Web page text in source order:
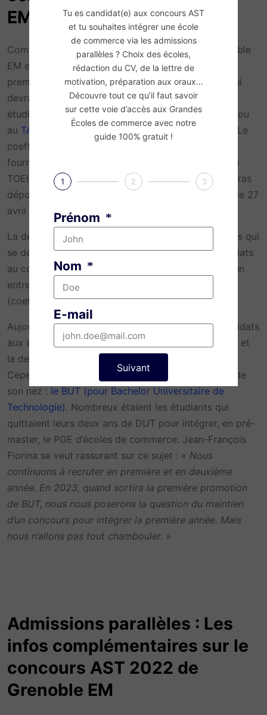
EM pour 2022
Comment se présentera le concours AST de Grenoble
EM en 2022 ? Il se découpera en deux parties. La
première est le dépôt de dossier de candidature qui
devra comprendre un score auTAGE 2(pour les
étudiants qui rejoignent l’école en première année) ou
au TAGE MAGE(pour les admissions en 2e
année). Le
coefficient de ce test est de 8. Il faudra également
fournir le score d’un test d’anglais (TOEFL,
ou
TOEIC). Il comptera pour un coefficient 12. Tu pourras
déposer ton dossier entre le 1
décembre 2021 et le 27
avril 2022, à 12h.
La deuxième partie est constituée d’épreuves orales qui
se dérouleront du 11 mai au 3 juin 2022. Les candidats
au concours AST de Grenoble EM devront passer un
entretien de motivation (coef. 20), un oral d’anglais
(coef. 5) et un autre oral de langue (coef. 5).
Aujourd’hui, Grenoble EM espère recruter des candidats
aux admissions parallèles pour intégrer la première et
la deuxième année du Programme Grande École.
Cependant, un nouveau concurrent pointe le bout de
son nez : le BUT (pour Bachelor Universitaire de
Technologie). Nombreux étaient les étudiants qui
quittaient leurs deux ans de DUT pour intégrer, en pré-
master, le PGE d’écoles de commerce. Jean-François
Fiorina se veut rassurant sur ce sujet : « Nous
continuons à recruter en première et en deuxième
année. En 2023, quand sortira la première promotion
de BUT, nous nous poserons la question du maintien
d’un concours pour intégrer la première année. Mais
nous n’allons pas tout chambouler. »
Admissions parallèles : Les
infos complémentaires sur le
concours AST 2022 de
Grenoble EM
Tu es candidat(e) aux concours AST
et tu souhaites intégrer une école
de commerce via les admissions
parallèles ? Choix des écoles,
rédaction du CV, de la lettre de
motivation, préparation aux oraux…
Découvre tout ce qu’il faut savoir
sur cette voie d’accès aux Grandes
Écoles de commerce avec notre
guide 100% gratuit !
1 2 3
Prénom
Nom
E-mail
Suivant